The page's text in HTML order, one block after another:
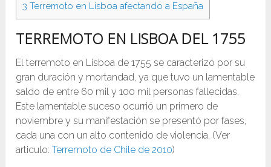
3 Terremoto en Lisboa afectando a España
TERREMOTO EN LISBOA DEL 1755
El terremoto en Lisboa de 1755 se caracterizó por su
gran duración y mortandad, ya que tuvo un lamentable
saldo de entre 60 mil y 100 mil personas fallecidas.
Este lamentable suceso ocurrió un primero de
noviembre y su manifestación se presentó por fases,
cada una con un alto contenido de violencia. (Ver
articulo:Terremoto de Chile de 2010)